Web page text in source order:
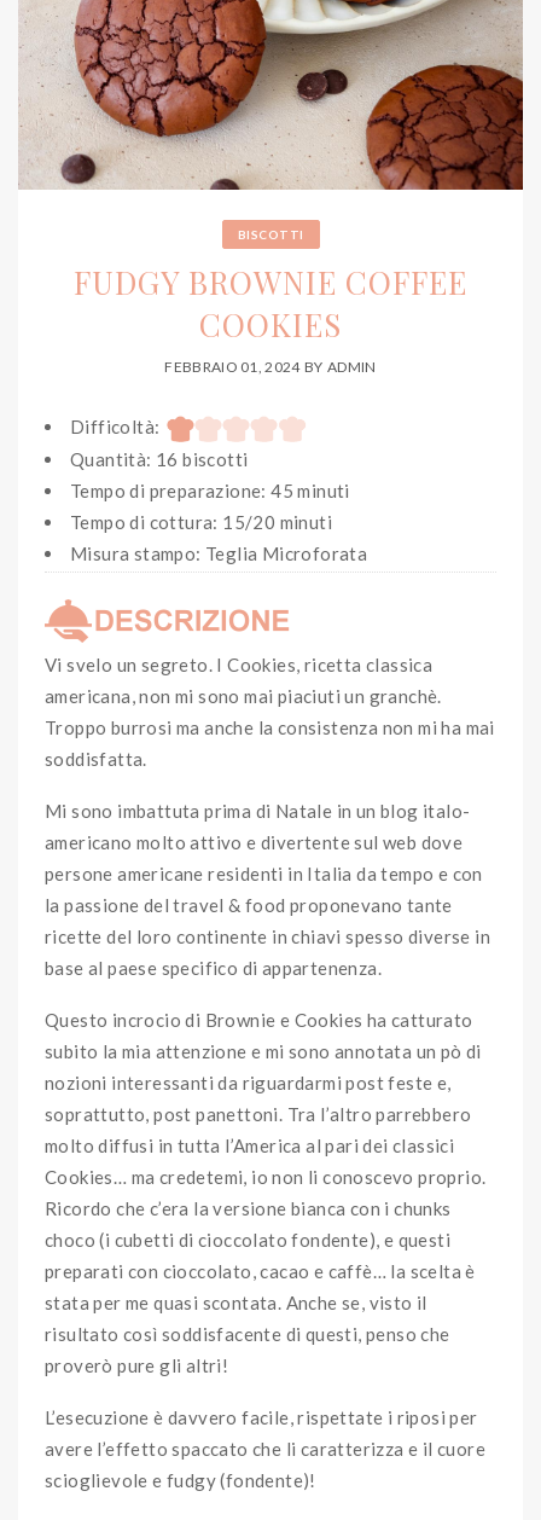
BISCOTTI
FUDGY BROWNIE COFFEE
COOKIES
FEBBRAIO 01, 2024 BY ADMIN
Difficoltà:
Quantità: 16 biscotti
Tempo di preparazione: 45 minuti
Tempo di cottura: 15/20 minuti
Misura stampo: Teglia Microforata
Vi svelo un segreto. I Cookies, ricetta classica
americana, non mi sono mai piaciuti un granchè.
Troppo burrosi ma anche la consistenza non mi ha mai
soddisfatta.
Mi sono imbattuta prima di Natale in un blog italo-
americano molto attivo e divertente sul web dove
persone americane residenti in Italia da tempo e con
la passione del travel & food proponevano tante
ricette del loro continente in chiavi spesso diverse in
base al paese specifico di appartenenza.
Questo incrocio di Brownie e Cookies ha catturato
subito la mia attenzione e mi sono annotata un pò di
nozioni interessanti da riguardarmi post feste e,
soprattutto, post panettoni. Tra l’altro parrebbero
molto diffusi in tutta l’America al pari dei classici
Cookies… ma credetemi, io non li conoscevo proprio.
Ricordo che c’era la versione bianca con i chunks
choco (i cubetti di cioccolato fondente), e questi
preparati con cioccolato, cacao e caffè… la scelta è
stata per me quasi scontata. Anche se, visto il
risultato così soddisfacente di questi, penso che
proverò pure gli altri!
L’esecuzione è davvero facile, rispettate i riposi per
avere l’effetto spaccato che li caratterizza e il cuore
scioglievole e fudgy (fondente)!